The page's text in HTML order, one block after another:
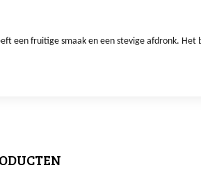
een fruitige smaak en een stevige afdronk.